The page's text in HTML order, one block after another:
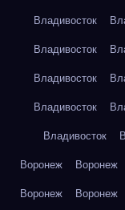
Владивосток
Владивосток
Владивосток
Владивосток
Владивосток
Воронеж
Воронеж
Воронеж
Воронеж